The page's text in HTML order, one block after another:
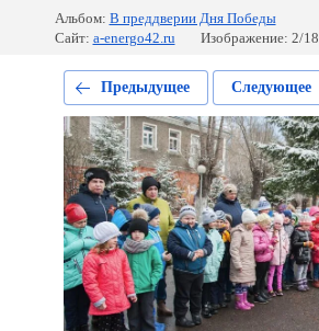
Альбом: В преддверии Дня Победы
Сайт: a-energo42.ru Изображение: 2/18
Предыдущее Следующее